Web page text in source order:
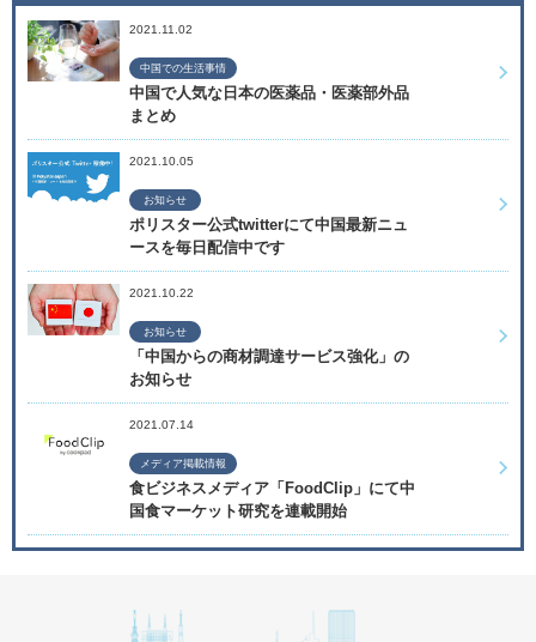
2021.11.02
中国での生活事情
中国で人気な日本の医薬品・医薬部外品
まとめ
2021.10.05
お知らせ
ポリスター公式twitterにて中国最新ニュ
ースを毎日配信中です
2021.10.22
お知らせ
「中国からの商材調達サービス強化」の
お知らせ
2021.07.14
メディア掲載情報
食ビジネスメディア「FoodClip」にて中
国食マーケット研究を連載開始